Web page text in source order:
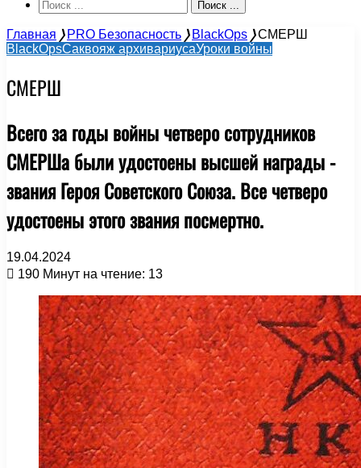
Поиск ...
Главная ❭ PRO Безопасность ❭ BlackOps ❭СМЕРШ
BlackOpsСаквояж архивариусаУроки войны
СМЕРШ
Всего за годы войны четверо сотрудников
СМЕРШа были удостоены высшей награды -
звания Героя Советского Союза. Все четверо
удостоены этого звания посмертно.
19.04.2024
190 Минут на чтение: 13